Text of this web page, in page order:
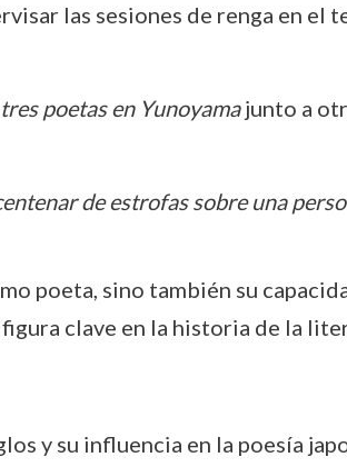
las sesiones de renga en el
poetas en Yunoyamajunto a
de estrofas sobre una
poeta, sino también su
clave en la historia de la
y su influencia en la poesía